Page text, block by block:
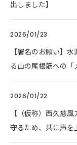
出しました】
2026/01/23
【署名のお願い】
る山の尾根筋への
2026/01/22
【（仮称）西久慈
守るため、共に声を